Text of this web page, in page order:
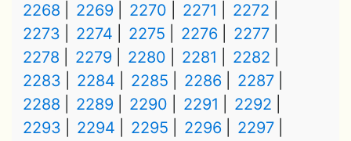
2268
2269 2270 2271
2272
2273
2274 2275 2276
2277
2278
2279 2280 2281
2282
2283
2284 2285 2286
2287
2288
2289 2290 2291
2292
2293
2294 2295 2296
2297